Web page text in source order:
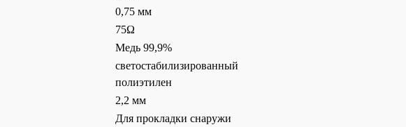
0,75 мм
75Ω
Медь 99,9%
светостабилизированный
полиэтилен
2,2 мм
Для прокладки снаружи